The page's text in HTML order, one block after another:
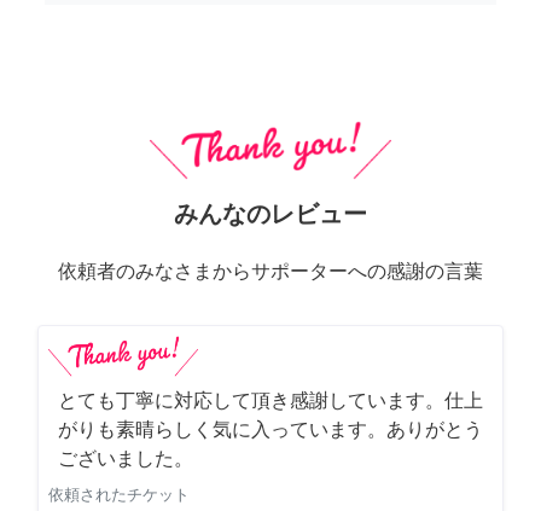
みんなのレビュー
依頼者のみなさまからサポーターへの感謝の言葉
とても丁寧に対応して頂き感謝しています。仕上
がりも素晴らしく気に入っています。ありがとう
ございました。
依頼されたチケット